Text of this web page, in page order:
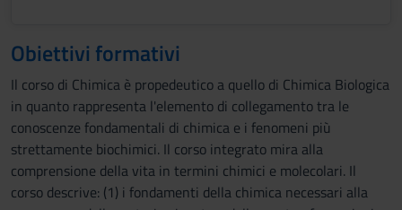
Obiettivi formativi
Il corso di Chimica è propedeutico a quello di Chimica Biologica
in quanto rappresenta l'elemento di collegamento tra le
conoscenze fondamentali di chimica e i fenomeni più
strettamente biochimici. Il corso integrato mira alla
comprensione della vita in termini chimici e molecolari. Il
corso descrive: (1) i fondamenti della chimica necessari alla